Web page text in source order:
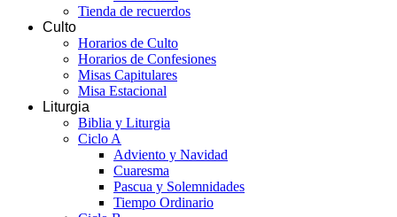
Tienda de recuerdos
Culto
Horarios de Culto
Horarios de Confesiones
Misas Capitulares
Misa Estacional
Liturgia
Biblia y Liturgia
Ciclo A
Adviento y Navidad
Cuaresma
Pascua y Solemnidades
Tiempo Ordinario